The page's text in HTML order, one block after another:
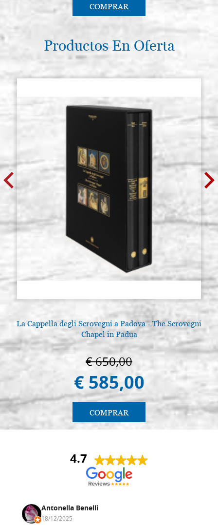
COMPRAR
Productos En Oferta
La Cappella degli Scrovegni a Padova - The Scrovegni
Chapel in Padua
€ 650,00
€ 585,00
COMPRAR
4.7
Antonella Benelli
18/12/2025